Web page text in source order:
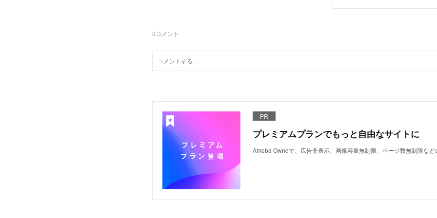
0コメント
PR
プレミアムプランでもっと自由なサイトに
Ameba Owndで、広告非表示、画像容量無制限、ページ数無制限など